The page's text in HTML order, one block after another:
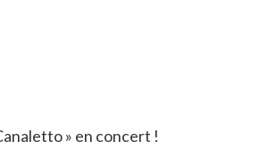
» en concert !